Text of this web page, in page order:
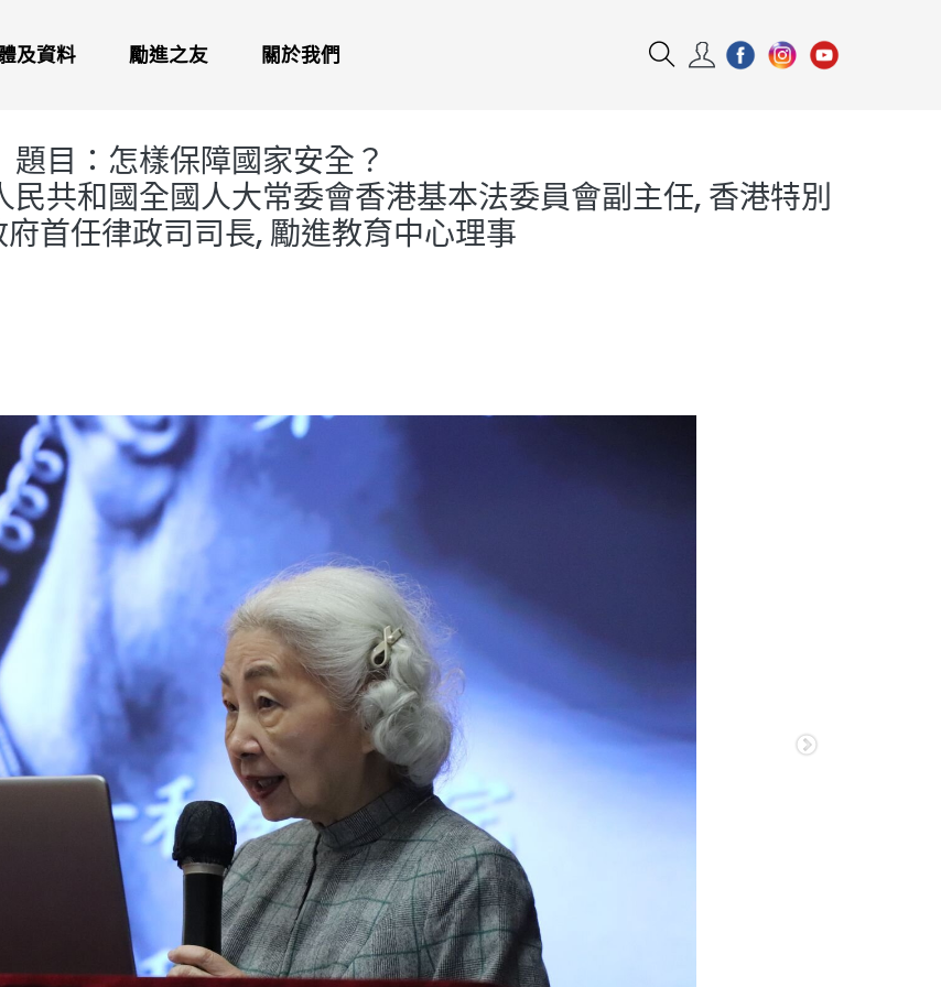
及資料 勵進之友 關於我們
題目：怎樣保障國家安全？
共和國全國人大常委會香港基本法委員會副主任, 香港特別
首任律政司司長, 勵進教育中心理事